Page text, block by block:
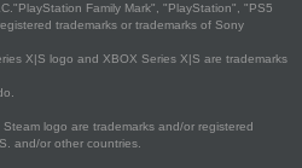
Family Mark", "PlayStation", "PS5
trademarks or trademarks of Sony
X|S logo and XBOX Series X|S are trademarks
logo are trademarks and/or registered
and/or other countries.